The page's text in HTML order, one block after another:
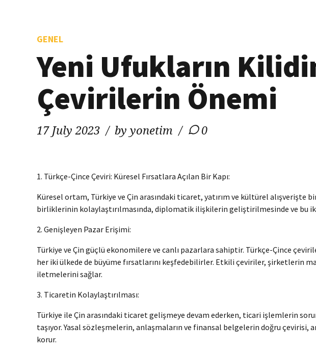
GENEL
Yeni Ufukların
Çevirilerin Önemi
17 July 2023 by yonetim 0
1. Türkçe-Çince Çeviri: Küresel Fırsatlara Açılan Bir Kapı:
Küresel ortam, Türkiye ve Çin arasındaki ticaret, yatırım ve kültürel alışverişte
birliklerinin kolaylaştırılmasında, diplomatik ilişkilerin geliştirilmesinde ve bu
2. Genişleyen Pazar Erişimi:
Türkiye ve Çin güçlü ekonomilere ve canlı pazarlara sahiptir. Türkçe-Çince
her iki ülkede de büyüme fırsatlarını keşfedebilirler. Etkili çeviriler, şirketlerin
iletmelerini sağlar.
3. Ticaretin Kolaylaştırılması:
Türkiye ile Çin arasındaki ticaret gelişmeye devam ederken, ticari işlemlerin
taşıyor. Yasal sözleşmelerin, anlaşmaların ve finansal belgelerin doğru çevirisi,
korur.